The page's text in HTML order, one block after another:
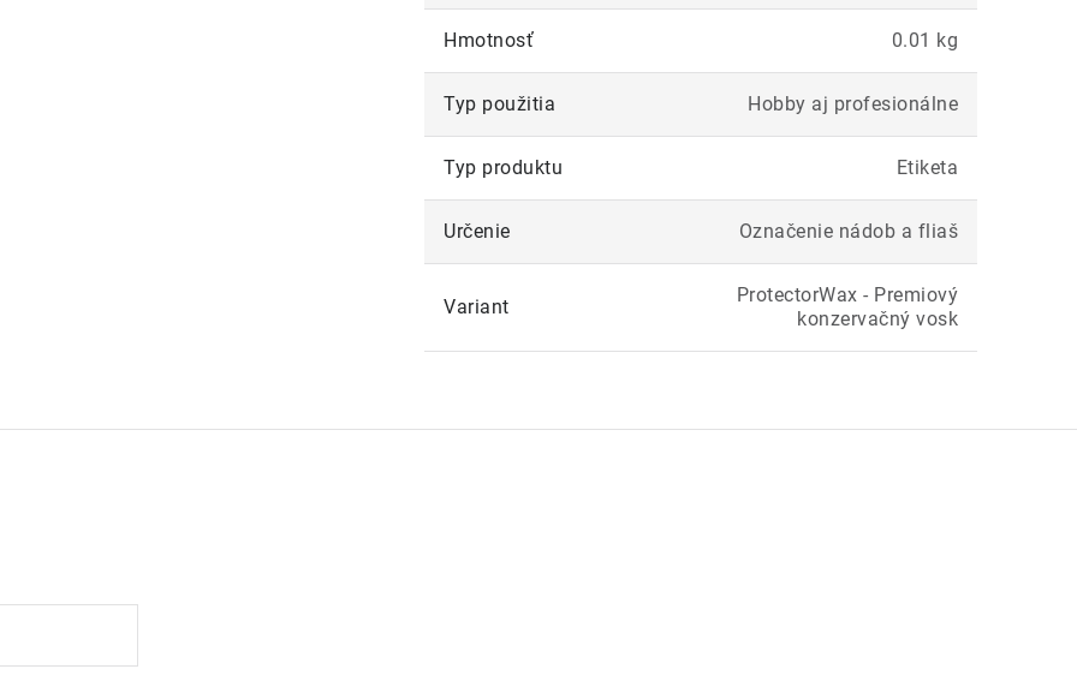
Hmotnosť 0.01 kg
Typ použitia Hobby aj profesionálne
Typ produktu Etiketa
Určenie Označenie nádob a fliaš
Variant
ProtectorWax - Premiový
konzervačný vosk